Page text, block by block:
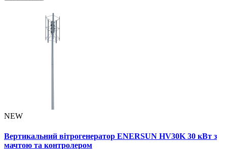
NEW
Вертикальний вітрогенератор ENERSUN HV30K 30 кВт з
мачтою та контролером